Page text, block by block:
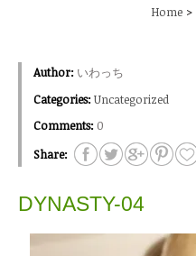
Home >
Author: いわっち
Categories:Uncategorized
Comments: 0
Share:
DYNASTY-04